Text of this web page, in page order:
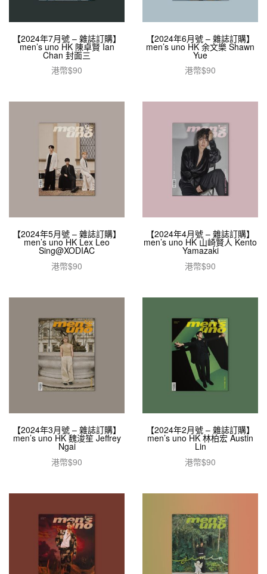
【2024年7月號 – 雜誌訂購】
men’s uno HK 陳卓賢 Ian
Chan 封面三
港幣$90
【2024年6月號 – 雜誌訂購】
men’s uno HK 余文樂 Shawn
Yue
港幣$90
【2024年5月號 – 雜誌訂購】
men’s uno HK Lex Leo
Sing@XODIAC
港幣$90
【2024年4月號 – 雜誌訂購】
men’s uno HK 山崎賢人 Kento
Yamazaki
港幣$90
【2024年3月號 – 雜誌訂購】
men’s uno HK 魏浚笙 Jeffrey
Ngai
港幣$90
【2024年2月號 – 雜誌訂購】
men’s uno HK 林柏宏 Austin
Lin
港幣$90